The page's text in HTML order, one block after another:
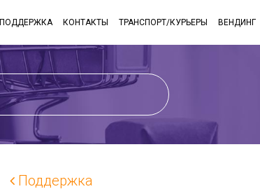
ПОДДЕРЖКА КОНТАКТЫ ТРАНСПОРТ/КУРЬЕРЫ ВЕНДИНГ
Поддержка